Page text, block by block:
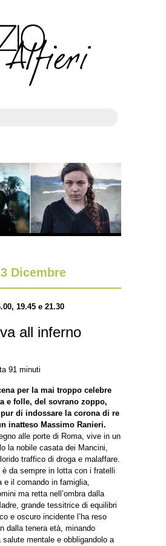
Dicembre
19.45 e 21.30
all inferno
91 minuti
per la mai troppo celebre
e folle, del sovrano zoppo,
di indossare la corona di re
inatteso Massimo Ranieri.
alle porte di Roma, vive in un
la nobile casata dei Mancini,
traffico di droga e malaffare.
è da sempre in lotta con i fratelli
e il comando in famiglia,
ma retta nell’ombra dalla
grande tessitrice di equilibri
e oscuro incidente l’ha reso
dalla tenera età, minando
mentale e obbligandolo a